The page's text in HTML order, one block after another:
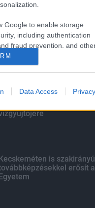
Google to enable storage
including authentication
fraud prevention, and
Data Access
Budapest-Pécs, Budapest-
és
is szakirányú
erősít